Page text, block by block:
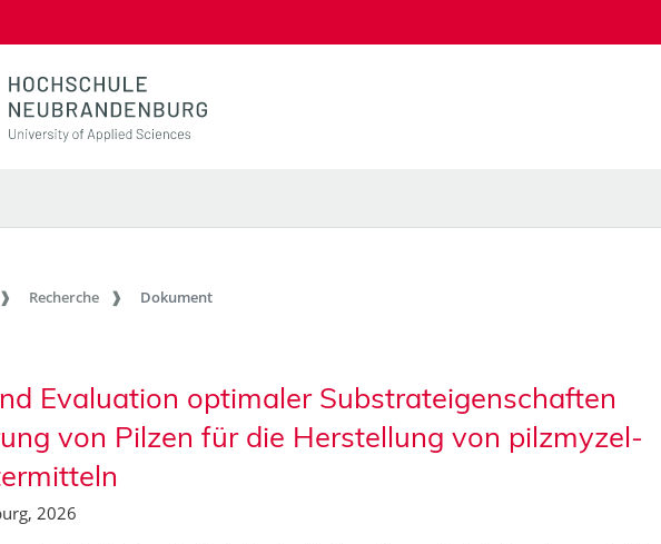
Recherche Dokument
Evaluation optimaler Substrateigenschaften
von Pilzen für die Herstellung von pilzmyzel-
2026